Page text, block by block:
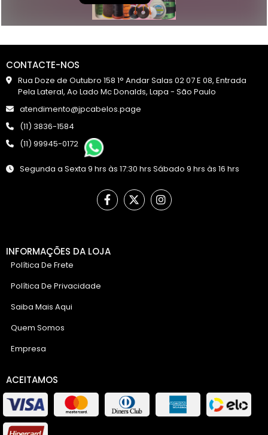
CONTACTE-NOS
Rua Doze de Outubro 158 1° Andar Salas 02 07 E 08, Entrada
Pela Lateral, Ao Lado Mc Donalds, Lapa - São Paulo
atendimento@jpcabelos.page
(11) 3836-1584
(11) 99945-0172
Segunda a Sexta 9 hrs às 17:30 hrs Sábado 9 hrs às 16 hrs
INFORMAÇÕES DA LOJA
Política De Frete
Política De Privacidade
Saiba Mais Aqui
Quem Somos
Empresa
ACEITAMOS